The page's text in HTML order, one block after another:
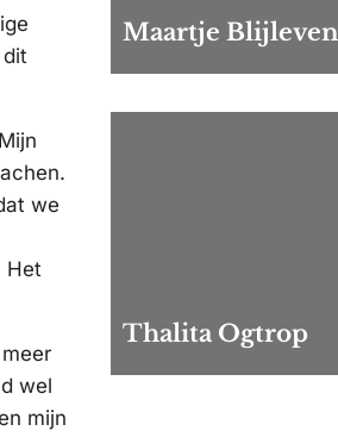
dit
we
Het
wel
mijn
Maartje Blijleven
Thalita Ogtrop